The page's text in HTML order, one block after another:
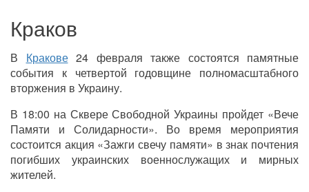
Краков
В Кракове24 февраля также состоятся памятные
события к четвертой годовщине полномасштабного
вторжения в Украину.
В 18:00 на Сквере Свободной Украины пройдет «Вече
Памяти и Солидарности». Во время мероприятия
состоится акция «Зажги свечу памяти» в знак почтения
погибших украинских военнослужащих и мирных
жителей.